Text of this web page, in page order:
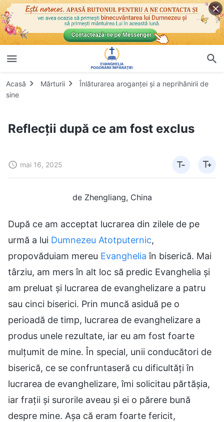
Acasă Mărturii
Înlăturarea aroganței și a neprihănirii de
sine
Reflecții după ce am fost exclus
mai 16, 2025
de Zhengliang, China
După ce am acceptat lucrarea din zilele de pe
urmă a lui Dumnezeu Atotputernic,
propovăduiam mereu Evanghelia în biserică. Mai
târziu, am mers în alt loc să predic Evanghelia și
am preluat și lucrarea de evanghelizare a patru
sau cinci biserici. Prin muncă asiduă pe o
perioadă de timp, lucrarea de evanghelizare a
produs unele rezultate, iar eu am fost foarte
mulțumit de mine. În special, unii conducători de
biserică, ce se confruntaseră cu dificultăți în
lucrarea de evanghelizare, îmi solicitau părtășia,
iar frații și surorile aveau și ei o părere bună
despre mine. Așa că eram foarte fericit,